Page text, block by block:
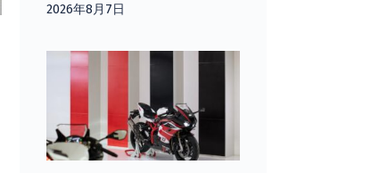
2026年8月7日